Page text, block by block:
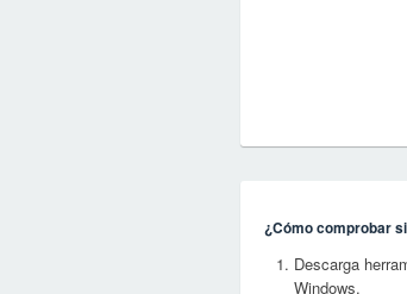
¿Cómo comprobar
Descarga
Windows.